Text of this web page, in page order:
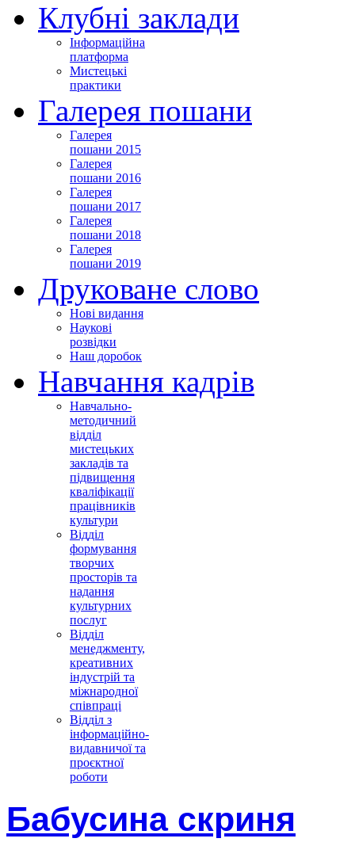
Клубні заклади
Інформаційна
платформа
Мистецькі
практики
Галерея пошани
Галерея
пошани 2015
Галерея
пошани 2016
Галерея
пошани 2017
Галерея
пошани 2018
Галерея
пошани 2019
Друковане слово
Нові видання
Наукові
розвідки
Наш доробок
Навчання кадрів
Навчально-
методичний
відділ
мистецьких
закладів та
підвищення
кваліфікації
працівників
культури
Відділ
формування
творчих
просторів та
надання
культурних
послуг
Відділ
менеджменту,
креативних
індустрій та
міжнародної
співпраці
Відділ з
інформаційно-
видавничої та
проєктної
роботи
Бабусина скриня